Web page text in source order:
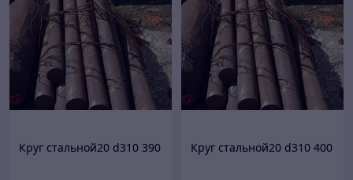
Круг стальной20 d310 390 Круг стальной20 d310 400